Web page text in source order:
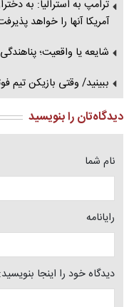
ترامپ به استرالیا: به
آمریکا آنها را خواهد
شایعه یا واقعیت؛
ببینید/ وقتی بازیکن تیم
دیدگاه‌تان را بنویسید
نام شما
رایانامه
دیدگاه خود را اینجا بنویسید: